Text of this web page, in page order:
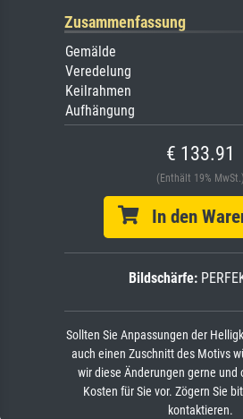
Zusammenfassung
Gemälde
Veredelung
Keilrahmen
Aufhängung
€ 133.91
(Enthält 19% MwSt.)
In den
Bildschärfe:
Sollten Sie Anpassungen der
auch einen Zuschnitt des Motivs
wir diese Änderungen gerne und
Kosten für Sie vor. Zögern Sie
kontaktieren.